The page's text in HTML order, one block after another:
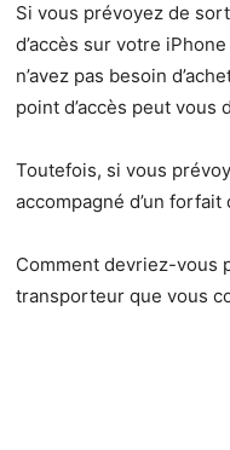
Si vous prévoyez de
d’accès sur votre
n’avez pas besoin
point d’accès peut
Toutefois, si vous
accompagné d’un
Comment devriez-vous
transporteur que vous